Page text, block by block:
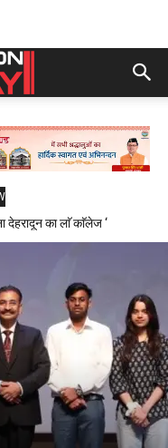
देहरादून का लाॅ काॅलेज ‘